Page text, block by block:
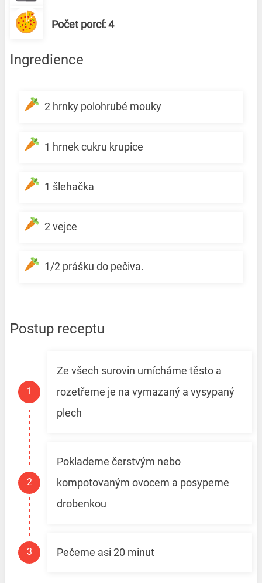
Počet porcí: 4
Ingredience
2 hrnky polohrubé mouky
1 hrnek cukru krupice
1 šlehačka
2 vejce
1/2 prášku do pečiva.
Postup receptu
Ze všech surovin umícháme těsto a
rozetřeme je na vymazaný a vysypaný
plech
Poklademe čerstvým nebo
kompotovaným ovocem a posypeme
drobenkou
Pečeme asi 20 minut